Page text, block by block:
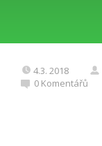
4.3. 2018
0 Komentářů